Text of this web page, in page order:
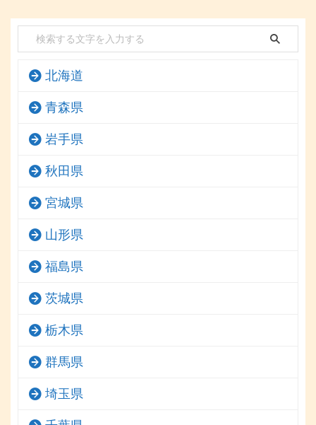
北海道
青森県
岩手県
秋田県
宮城県
山形県
福島県
茨城県
栃木県
群馬県
埼玉県